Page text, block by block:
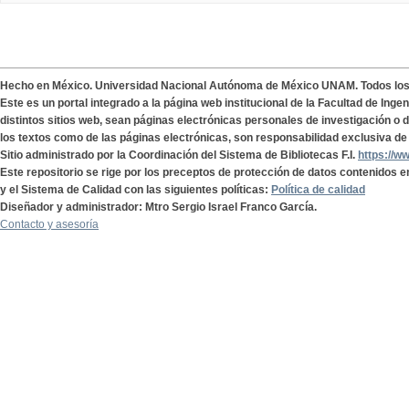
Hecho en México. Universidad Nacional Autónoma de México UNAM. Todos
Este es un portal integrado a la página web institucional de la Facultad de
distintos sitios web, sean páginas electrónicas personales de investigación o
los textos como de las páginas electrónicas, son responsabilidad exclusiva
Sitio administrado por la Coordinación del Sistema de Bibliotecas F.I. https://
Este repositorio se rige por los preceptos de protección de datos contenidos
y el Sistema de Calidad con las siguientes políticas: Política de calidad
Diseñador y administrador: Mtro Sergio Israel Franco García.
Contacto y asesoría